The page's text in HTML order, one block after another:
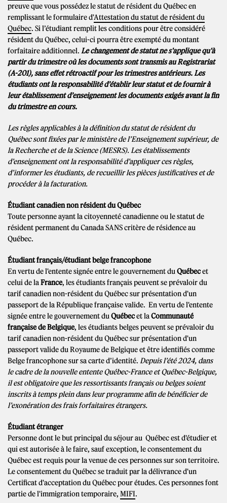
preuve que vous possédez le statut de résident du Québec en
remplissant le formulaire d'Attestation du statut de résident du
Québec. Si l’étudiant remplit les conditions pour être considéré
résident du Québec, celui-ci pourra être exempté du montant
forfaitaire additionnel. Le changement de statut ne s'applique qu'à
partir du trimestre où les documents sont transmis au Registrariat
(A-201), sans effet rétroactif pour les trimestres antérieurs. Les
étudiants ont la responsabilité d’établir leur statut et de fournir à
leur établissement d’enseignement les documents exigés avant la fin
du trimestre en cours.
Les règles applicables à la définition du statut de résident du
Québec sont fixées par le ministère de l’Enseignement supérieur, de
la Recherche et de la Science (MESRS). Les établissements
d’enseignement ont la responsabilité d’appliquer ces règles,
d’informer les étudiants, de recueillir les pièces justificatives et de
procéder à la facturation.
Étudiant canadien non résident du Québec
Toute personne ayant la citoyenneté canadienne ou le statut de
résident permanent du Canada SANS critère de résidence au
Québec.
Étudiant français/étudiant belge francophone
En vertu de l'entente signée entre le gouvernement duQuébecet
celui de laFrance, les étudiants français peuvent se prévaloir du
tarif canadien non-résident du Québec sur présentation d'un
passeport de la République française valide. En vertu de l'entente
signée entre le gouvernement duQuébecet laCommunauté
française de Belgique, les étudiants belges peuvent se prévaloir du
tarif canadien non-résident du Québec sur présentation d'un
passeport valide du Royaume de Belgique et être identifiés comme
Belge francophone sur sa carte d’identité. Depuis l’été 2024, dans
le cadre de la nouvelle entente Québec-France et Québec-Belgique,
il est obligatoire que les ressortissants français ou belges soient
inscrits à temps plein dans leur programme afin de bénéficier de
l’exonération des frais forfaitaires étrangers.
Étudiant étranger
Personne dont le but principal du séjour au Québec est d'étudier et
qui est autorisée à le faire, sauf exception, le consentement du
Québec est requis pour la venue de ces personnes sur son territoire.
Le consentement du Québec se traduit par la délivrance d'un
Certificat d'acceptation du Québec pour études. Ces personnes font
partie de l'immigration temporaire, MIFI.